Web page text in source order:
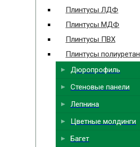
Плинтусы ЛДФ
Плинтусы МДФ
Плинтусы ПВХ
Плинтусы полиуретан
Дюропрофиль
Стеновые панели
Лепнина
Цветные молдинги
Багет